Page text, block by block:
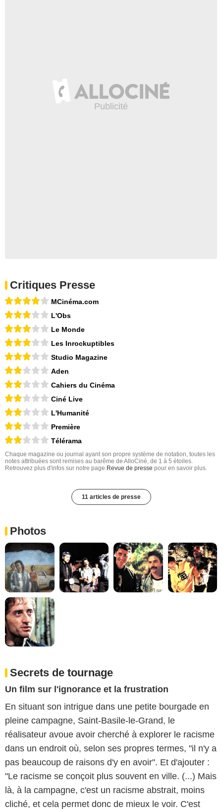
Critiques Presse
MCinéma.com
L'Obs
Le Monde
Les Inrockuptibles
Studio Magazine
Aden
Cahiers du Cinéma
Ciné Live
L'Humanité
Première
Télérama
Chaque magazine ou journal ayant son propre système de notation, toutes les
notes attribuées sont remises au barême de AlloCiné, de 1 à 5 étoiles.
Retrouvez plus d'infos sur notre page Revue de presse pour en savoir plus.
11 articles de presse
Photos
Secrets de tournage
Un film sur l'ignorance et la frustration
En situant son intrigue dans une petite bourgade en
pleine campagne, Saint-Basile-le-Grand, le
réalisateur avoue avoir cherché à explorer le racisme
dans un endroit où, selon ses propres termes, "il n'y a
pas beaucoup de raisons d'y en avoir". Et d'ajouter :
"Le racisme se conçoit plus souvent en ville. (...) Mais
là, à la campagne, c'est un racisme abstrait, moins
cliché, et cela permet donc de mieux le voir. C'est